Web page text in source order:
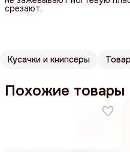
срезают.
Кусачки и книпсеры
Похожие товары